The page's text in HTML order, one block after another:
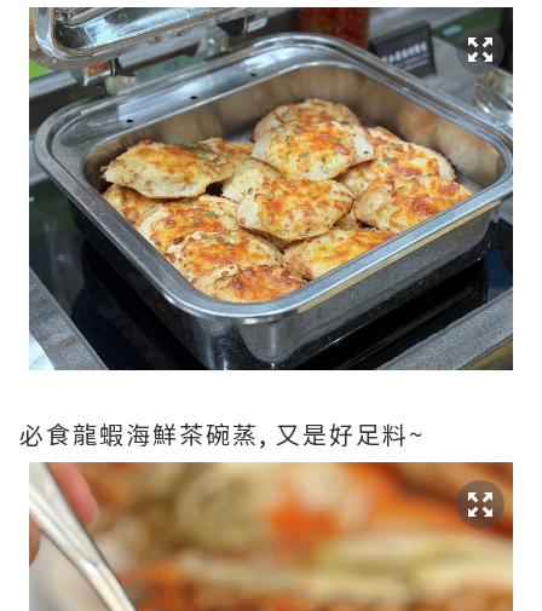
必食龍蝦海鮮茶碗蒸, 又是好足料~